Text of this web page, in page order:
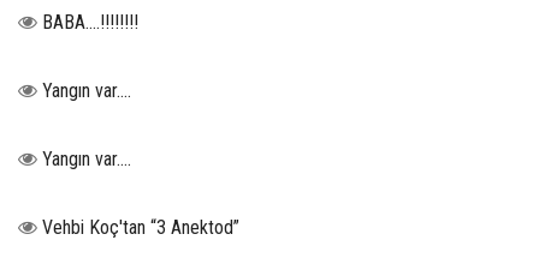
BABA....!!!!!!!!
Yangın var….
Yangın var….
Vehbi Koç'tan “3 Anektod”